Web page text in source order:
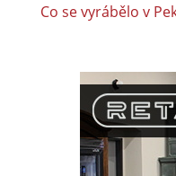
Co se vyrábělo v